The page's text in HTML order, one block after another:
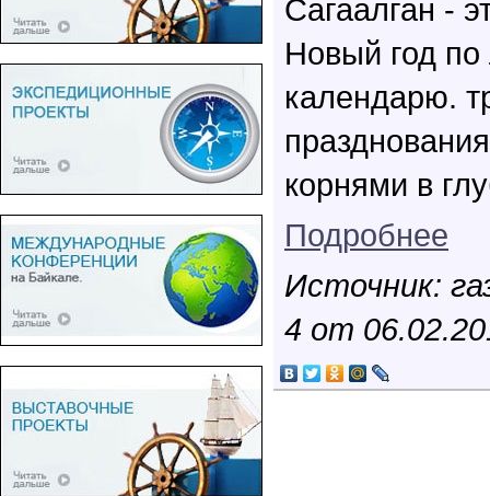
Сагаалган -
Новый год
календарю.
корнями в
Подробнее
Источник:
4 от